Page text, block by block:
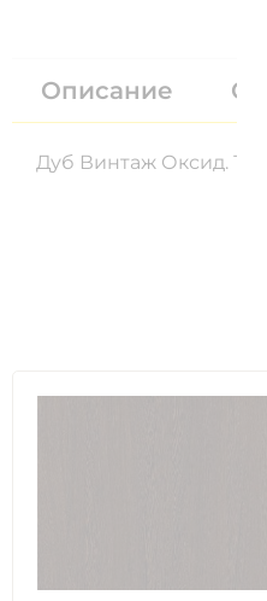
Описание
Дуб Винтаж Оксид.